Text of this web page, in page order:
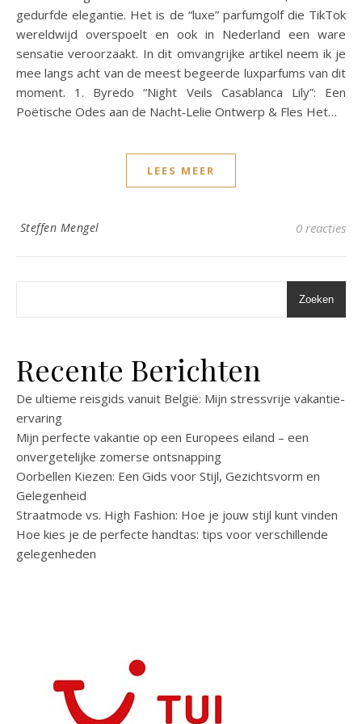
gedurfde elegantie. Het is de “luxe” parfumgolf die TikTok
wereldwijd overspoelt en ook in Nederland een ware
sensatie veroorzaakt. In dit omvangrijke artikel neem ik je
mee langs acht van de meest begeerde luxparfums van dit
moment. 1. Byredo “Night Veils Casablanca Lily”: Een
Poëtische Odes aan de Nacht‑Lelie Ontwerp & Fles Het…
LEES MEER
Steffen Mengel 0 reacties
Zoeken
Recente Berichten
De ultieme reisgids vanuit België: Mijn stressvrije vakantie-
ervaring
Mijn perfecte vakantie op een Europees eiland – een
onvergetelijke zomerse ontsnapping
Oorbellen Kiezen: Een Gids voor Stijl, Gezichtsvorm en
Gelegenheid
Straatmode vs. High Fashion: Hoe je jouw stijl kunt vinden
Hoe kies je de perfecte handtas: tips voor verschillende
gelegenheden